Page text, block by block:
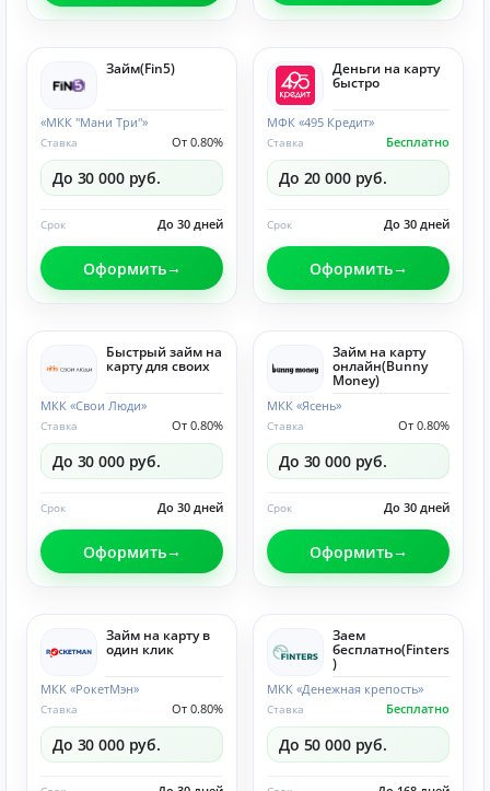
Займ(Fin5)
«МКК "Мани Три"»
От 0.80%
Ставка
До 30 000 руб.
До 30 дней
Срок
Оформить
Деньги на карту
быстро
МФК «495 Кредит»
Бесплатно
Ставка
До 20 000 руб.
До 30 дней
Срок
Оформить
Быстрый займ на
карту для своих
МКК «Свои Люди»
От 0.80%
Ставка
До 30 000 руб.
До 30 дней
Срок
Оформить
Займ на карту
онлайн(Bunny
Money)
МКК «Ясень»
От 0.80%
Ставка
До 30 000 руб.
До 30 дней
Срок
Оформить
Займ на карту в
один клик
МКК «РокетМэн»
От 0.80%
Ставка
До 30 000 руб.
Заем
бесплатно(Finters
)
МКК «Денежная крепость»
Бесплатно
Ставка
До 50 000 руб.